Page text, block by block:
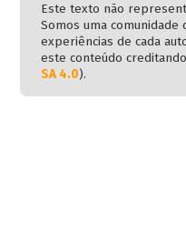
Este texto não
Somos uma
experiências de cada
este conteúdo
SA 4.0).